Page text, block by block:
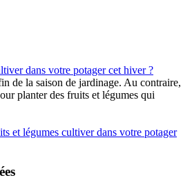
dans votre potager cet hiver ?
de la saison de jardinage. Au contraire,
planter des fruits et légumes qui
et légumes cultiver dans votre potager